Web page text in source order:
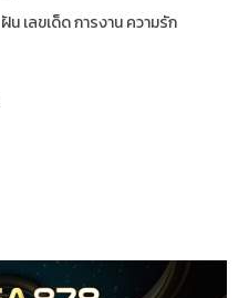
ฝัน เลขเด็ด การงาน ความรัก